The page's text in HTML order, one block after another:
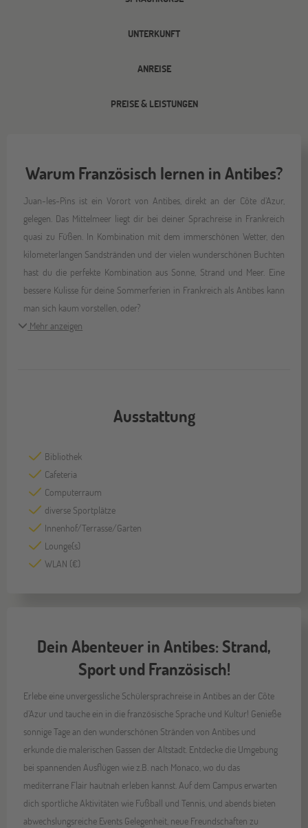
UNTERKUNFT
ANREISE
PREISE & LEISTUNGEN
Warum Französisch lernen in Antibes?
Juan-les-Pins ist ein Vorort von Antibes, direkt an der Côte d’Azur,
gelegen. Das Mittelmeer liegt dir bei deiner Sprachreise in Frankreich
quasi zu Füßen. In Kombination mit dem immerschönen Wetter, den
kilometerlangen Sandstränden und der vielen wunderschönen Buchten
hast du die perfekte Kombination aus Sonne, Strand und Meer. Eine
bessere Kulisse für deine Sommerferien in Frankreich als Antibes kann
man sich kaum vorstellen, oder?
Mehr anzeigen
Ausstattung
Bibliothek
Cafeteria
Computerraum
diverse Sportplätze
Innenhof/Terrasse/Garten
Lounge(s)
WLAN (€)
Dein Abenteuer in Antibes: Strand,
Sport und Französisch!
Erlebe eine unvergessliche Schülersprachreise in Antibes an der Côte
d’Azur und tauche ein in die französische Sprache und Kultur! Genieße
sonnige Tage an den wunderschönen Stränden von Antibes und
erkunde die malerischen Gassen der Altstadt. Entdecke die Umgebung
bei spannenden Ausflügen wie z.B. nach Monaco, wo du das
mediterrane Flair hautnah erleben kannst. Auf dem Campus erwarten
dich sportliche Aktivitäten wie Fußball und Tennis, und abends bieten
abwechslungsreiche Events Gelegenheit, neue Freundschaften zu